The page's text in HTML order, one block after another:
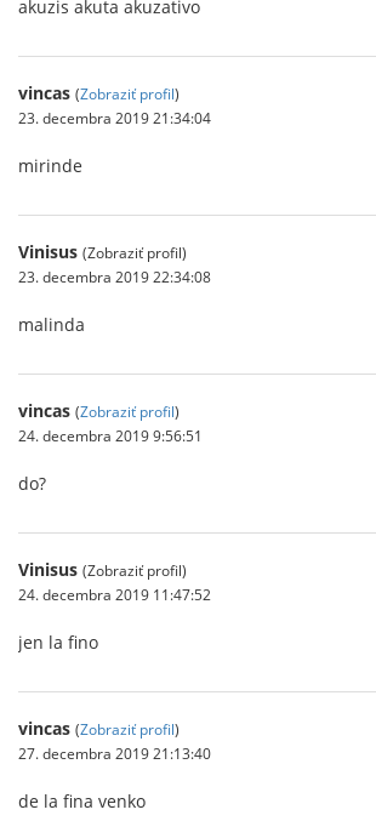
akuzis akuta akuzativo
vincas (Zobraziť profil)
23. decembra 2019 21:34:04
mirinde
Vinisus (Zobraziť profil)
23. decembra 2019 22:34:08
malinda
vincas (Zobraziť profil)
24. decembra 2019 9:56:51
do?
Vinisus (Zobraziť profil)
24. decembra 2019 11:47:52
jen la fino
vincas (Zobraziť profil)
27. decembra 2019 21:13:40
de la fina venko